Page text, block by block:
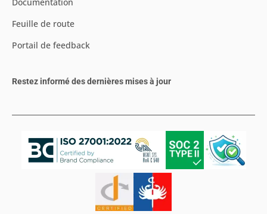
Feuille de route
Portail de feedback
Restez informé des dernières mises à jour